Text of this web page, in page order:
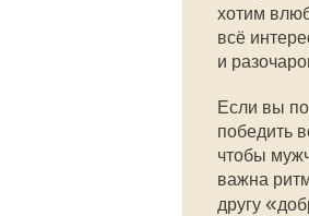
хотим
всё
и
Если вы
победить
чтобы
важна
другу «